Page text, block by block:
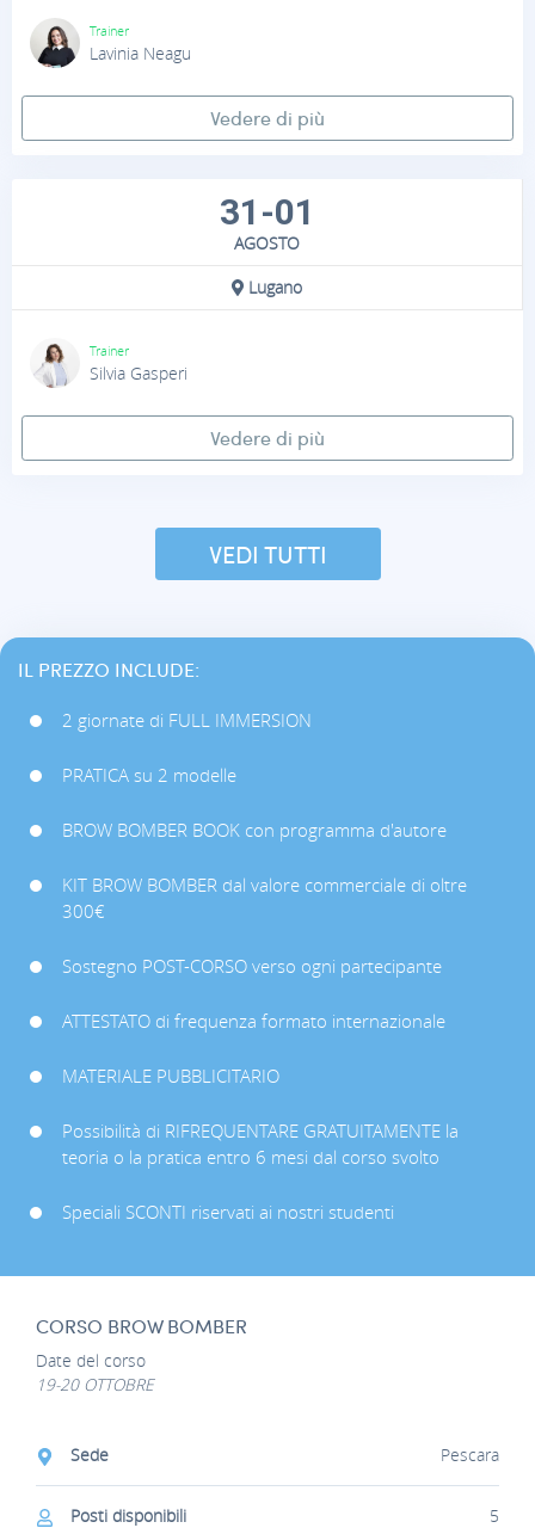
Trainer
Lavinia Neagu
Vedere di più
31-01
AGOSTO
Lugano
Trainer
Silvia Gasperi
Vedere di più
VEDI TUTTI
IL PREZZO INCLUDE:
2 giornate di FULL IMMERSION
PRATICA su 2 modelle
BROW BOMBER BOOK con programma d'autore
KIT BROW BOMBER dal valore commerciale di oltre
300€
Sostegno POST-CORSO verso ogni partecipante
ATTESTATO di frequenza formato internazionale
MATERIALE PUBBLICITARIO
Possibilità di RIFREQUENTARE GRATUITAMENTE la
teoria o la pratica entro 6 mesi dal corso svolto
Speciali SCONTI riservati ai nostri studenti
CORSO BROW BOMBER
Date del corso
19-20 OTTOBRE
Sede Pescara
Posti disponibili 5